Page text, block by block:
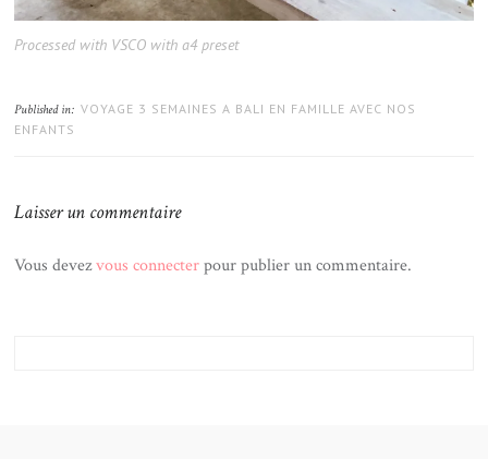
Processed with VSCO with a4 preset
Published in: VOYAGE 3 SEMAINES A BALI EN FAMILLE AVEC NOS
ENFANTS
Laisser un commentaire
Vous devezvous connecterpour publier un commentaire.